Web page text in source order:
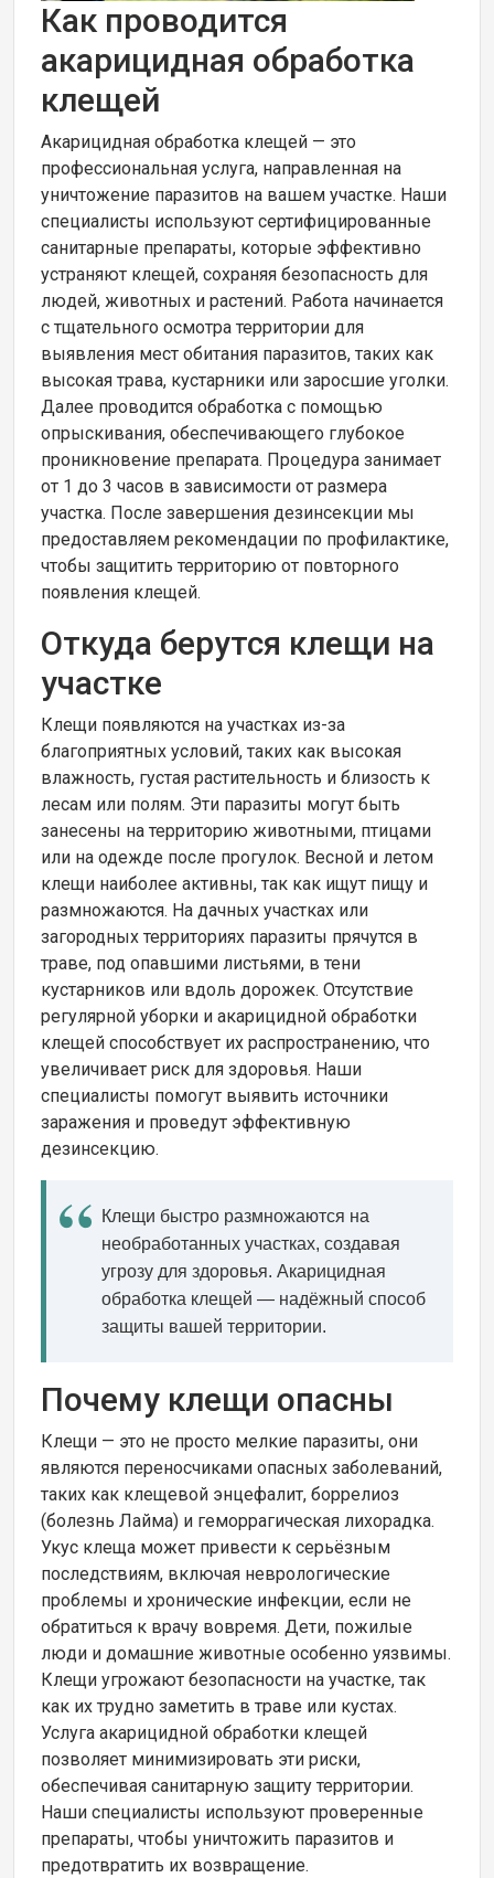
Как проводится
акарицидная обработка
клещей
Акарицидная обработка клещей — это
профессиональная услуга, направленная на
уничтожение паразитов на вашем участке. Наши
специалисты используют сертифицированные
санитарные препараты, которые эффективно
устраняют клещей, сохраняя безопасность для
людей, животных и растений. Работа начинается
с тщательного осмотра территории для
выявления мест обитания паразитов, таких как
высокая трава, кустарники или заросшие уголки.
Далее проводится обработка с помощью
опрыскивания, обеспечивающего глубокое
проникновение препарата. Процедура занимает
от 1 до 3 часов в зависимости от размера
участка. После завершения дезинсекции мы
предоставляем рекомендации по профилактике,
чтобы защитить территорию от повторного
появления клещей.
Откуда берутся клещи на
участке
Клещи появляются на участках из-за
благоприятных условий, таких как высокая
влажность, густая растительность и близость к
лесам или полям. Эти паразиты могут быть
занесены на территорию животными, птицами
или на одежде после прогулок. Весной и летом
клещи наиболее активны, так как ищут пищу и
размножаются. На дачных участках или
загородных территориях паразиты прячутся в
траве, под опавшими листьями, в тени
кустарников или вдоль дорожек. Отсутствие
регулярной уборки и акарицидной обработки
клещей способствует их распространению, что
увеличивает риск для здоровья. Наши
специалисты помогут выявить источники
заражения и проведут эффективную
дезинсекцию.
Клещи быстро размножаются на
необработанных участках, создавая
угрозу для здоровья. Акарицидная
обработка клещей — надёжный способ
защиты вашей территории.
Почему клещи опасны
Клещи — это не просто мелкие паразиты, они
являются переносчиками опасных заболеваний,
таких как клещевой энцефалит, боррелиоз
(болезнь Лайма) и геморрагическая лихорадка.
Укус клеща может привести к серьёзным
последствиям, включая неврологические
проблемы и хронические инфекции, если не
обратиться к врачу вовремя. Дети, пожилые
люди и домашние животные особенно уязвимы.
Клещи угрожают безопасности на участке, так
как их трудно заметить в траве или кустах.
Услуга акарицидной обработки клещей
позволяет минимизировать эти риски,
обеспечивая санитарную защиту территории.
Наши специалисты используют проверенные
препараты, чтобы уничтожить паразитов и
предотвратить их возвращение.